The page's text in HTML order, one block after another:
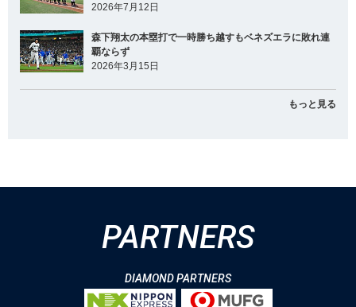
2026年7月12日
森下翔太の本塁打で一時勝ち越すもベネズエラに敗れ連
覇ならず
2026年3月15日
もっと見る
PARTNERS
DIAMOND PARTNERS